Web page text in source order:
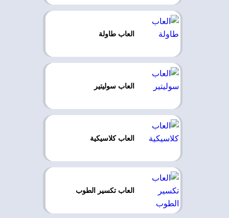
العاب طاولة
العاب سوليتير
العاب كلاسيكية
العاب تكسير الطوب